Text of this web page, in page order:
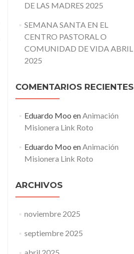
DE LAS MADRES 2025
SEMANA SANTA EN EL
CENTRO PASTORAL O
COMUNIDAD DE VIDA ABRIL
2025
COMENTARIOS RECIENTES
Eduardo Moo enAnimación
Misionera Link Roto
Eduardo Moo enAnimación
Misionera Link Roto
ARCHIVOS
noviembre 2025
septiembre 2025